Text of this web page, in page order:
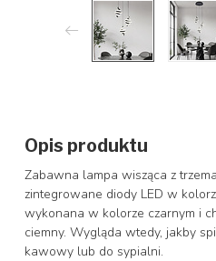
Opis produktu
Zabawna lampa wisząca z
zintegrowane diody LED w
wykonana w kolorze czarnym i
ciemny. Wygląda wtedy, jakby
kawowy lub do sypialni.